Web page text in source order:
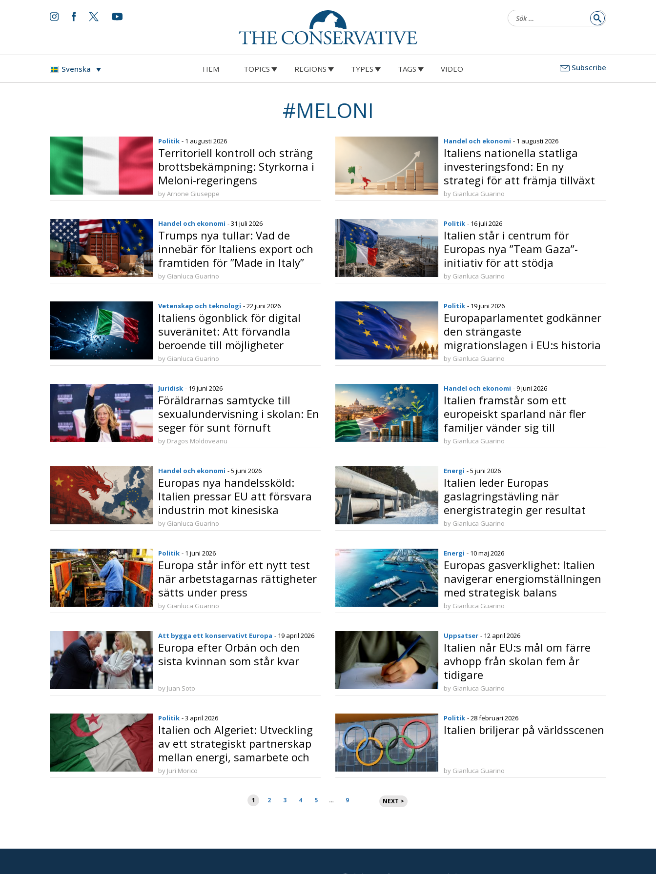
efter:
Svenska HEM TOPICS REGIONS TYPES TAGS VIDEO Subscribe
#MELONI
Politik - 1 augusti 2026
Territoriell kontroll och sträng
brottsbekämpning: Styrkorna i
Meloni-regeringens
säkerhetsdekret
by Arnone Giuseppe
Handel och ekonomi - 1 augusti 2026
Italiens nationella statliga
investeringsfond: En ny
strategi för att främja tillväxt
och långsiktiga investeringar
by Gianluca Guarino
Handel och ekonomi - 31 juli 2026
Trumps nya tullar: Vad de
innebär för Italiens export och
framtiden för ”Made in Italy”
by Gianluca Guarino
Politik - 16 juli 2026
Italien står i centrum för
Europas nya ”Team Gaza”-
initiativ för att stödja
återuppbyggnad och stabilitet
by Gianluca Guarino
Vetenskap och teknologi - 22 juni 2026
Italiens ögonblick för digital
suveränitet: Att förvandla
beroende till möjligheter
by Gianluca Guarino
Politik - 19 juni 2026
Europaparlamentet godkänner
den strängaste
migrationslagen i EU:s historia
by Gianluca Guarino
Juridisk - 19 juni 2026
Föräldrarnas samtycke till
sexualundervisning i skolan: En
seger för sunt förnuft
by Dragos Moldoveanu
Handel och ekonomi - 9 juni 2026
Italien framstår som ett
europeiskt sparland när fler
familjer vänder sig till
investeringsfonder
by Gianluca Guarino
Handel och ekonomi - 5 juni 2026
Europas nya handelssköld:
Italien pressar EU att försvara
industrin mot kinesiska
påtryckningar
by Gianluca Guarino
Energi - 5 juni 2026
Italien leder Europas
gaslagringstävling när
energistrategin ger resultat
by Gianluca Guarino
Politik - 1 juni 2026
Europa står inför ett nytt test
när arbetstagarnas rättigheter
sätts under press
by Gianluca Guarino
Energi - 10 maj 2026
Europas gasverklighet: Italien
navigerar energiomställningen
med strategisk balans
by Gianluca Guarino
Att bygga ett konservativt Europa - 19 april 2026
Europa efter Orbán och den
sista kvinnan som står kvar
by Juan Soto
Uppsatser - 12 april 2026
Italien når EU:s mål om färre
avhopp från skolan fem år
tidigare
by Gianluca Guarino
Politik - 3 april 2026
Italien och Algeriet: Utveckling
av ett strategiskt partnerskap
mellan energi, samarbete och
geopolitik
by Juri Morico
Politik - 28 februari 2026
Italien briljerar på världsscenen
by Gianluca Guarino
Sidnumrering
för
1 2 3 4 5 … 9 NEXT >